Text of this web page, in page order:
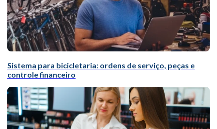
Sistema para bicicletaria: ordens de serviço, peças e
controle financeiro